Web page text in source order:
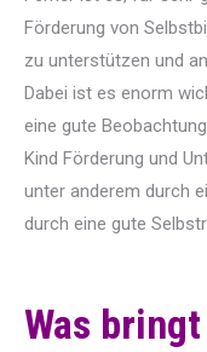
Förderung von
zu unterstützen und
Dabei ist es enorm
eine gute
Kind Förderung und
unter anderem durch
durch eine gute
Was